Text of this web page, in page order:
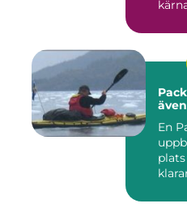
Packraft
En